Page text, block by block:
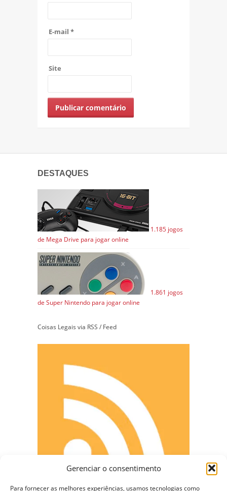
Gerenciar o consentimento
Para fornecer as melhores experiências, usamos tecnologias como
E-mail *
Site
DESTAQUES
1.185 jogos
de Mega Drive para jogar online
1.861 jogos
de Super Nintendo para jogar online
Coisas Legais via RSS / Feed